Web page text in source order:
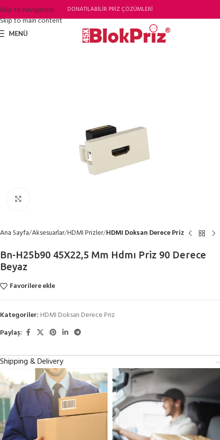
Skip to navigation
Skip to main content
DONATILABİLİR PRİZ ÇÖZÜMLERİ
MENÜ
Ana Sayfa Aksesuarlar HDMI Prizler HDMI Doksan Derece Priz
Bn-H25b90 45X22,5 Mm Hdmı Priz 90 Derece
Beyaz
Favorilere ekle
Kategoriler: HDMI Doksan Derece Priz
Paylaş:
Shipping & Delivery